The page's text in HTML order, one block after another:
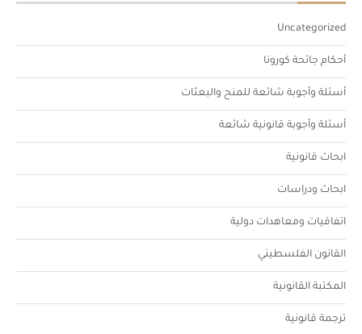
Uncategorized
أحكام جائحة كورونا
أسئلة وأجوبة شائعة للمنح والبعثات
أسئلة وأجوبة قانونية شائعة
ابحاث قانونية
ابحاث ودراسات
اتفاقيات ومعاهدات دولية
القانون الفلسطيني
المكتبة القانونية
ترجمة قانونية